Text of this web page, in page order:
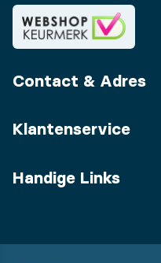
Contact & Adres
Klantenservice
Handige Links